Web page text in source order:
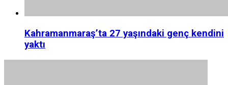
Kahramanmaraş’ta 27 yaşındaki genç kendini
yaktı